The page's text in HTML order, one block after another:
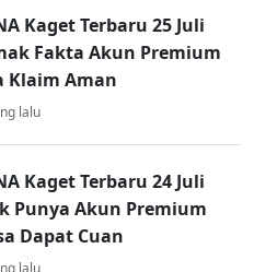
Kaget Terbaru 25 Juli
Fakta Akun Premium
Klaim Aman
lalu
Kaget Terbaru 24 Juli
Punya Akun Premium
Dapat Cuan